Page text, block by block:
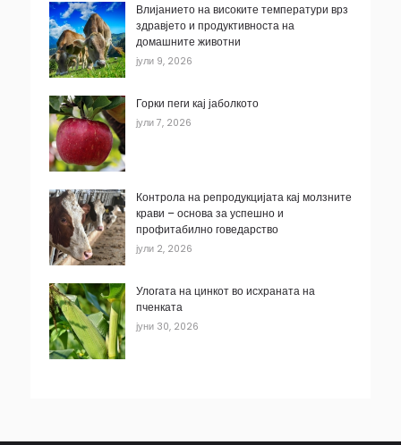
Влијанието на високите температури врз
здравјето и продуктивноста на
домашните животни
јули 9, 2026
Горки пеги кај јаболкото
јули 7, 2026
Контрола на репродукцијата кај молзните
крави – основа за успешно и
профитабилно говедарство
јули 2, 2026
Улогата на цинкот во исхраната на
пченката
јуни 30, 2026